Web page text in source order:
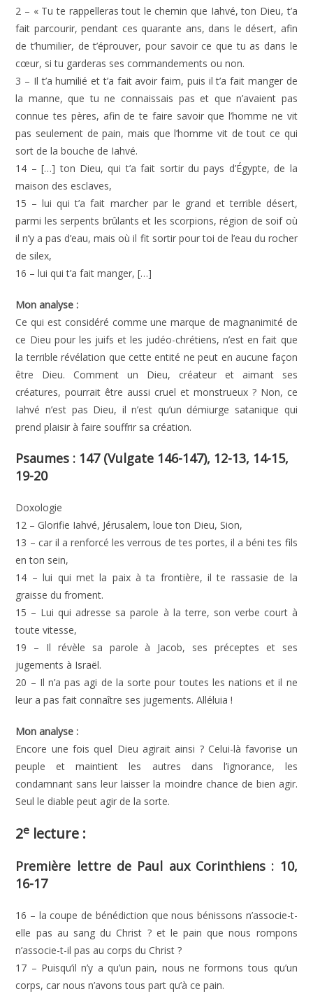
2 – « Tu te rappelleras tout le chemin que Iahvé, ton Dieu, t’a
fait parcourir, pendant ces quarante ans, dans le désert, afin
de t’humilier, de t’éprouver, pour savoir ce que tu as dans le
cœur, si tu garderas ses commandements ou non.
3 – Il t’a humilié et t’a fait avoir faim, puis il t’a fait manger de
la manne, que tu ne connaissais pas et que n’avaient pas
connue tes pères, afin de te faire savoir que l’homme ne vit
pas seulement de pain, mais que l’homme vit de tout ce qui
sort de la bouche de Iahvé.
14 – […] ton Dieu, qui t’a fait sortir du pays d’Égypte, de la
maison des esclaves,
15 – lui qui t’a fait marcher par le grand et terrible désert,
parmi les serpents brûlants et les scorpions, région de soif où
il n’y a pas d’eau, mais où il fit sortir pour toi de l’eau du rocher
de silex,
16 – lui qui t’a fait manger, […]
Mon analyse :
Ce qui est considéré comme une marque de magnanimité de
ce Dieu pour les juifs et les judéo-chrétiens, n’est en fait que
la terrible révélation que cette entité ne peut en aucune façon
être Dieu. Comment un Dieu, créateur et aimant ses
créatures, pourrait être aussi cruel et monstrueux ? Non, ce
Iahvé n’est pas Dieu, il n’est qu’un démiurge satanique qui
prend plaisir à faire souffrir sa création.
Psaumes : 147 (Vulgate 146-147), 12-13, 14-15,
19-20
Doxologie
12 – Glorifie Iahvé, Jérusalem, loue ton Dieu, Sion,
13 – car il a renforcé les verrous de tes portes, il a béni tes fils
en ton sein,
14 – lui qui met la paix à ta frontière, il te rassasie de la
graisse du froment.
15 – Lui qui adresse sa parole à la terre, son verbe court à
toute vitesse,
19 – Il révèle sa parole à Jacob, ses préceptes et ses
jugements à Israël.
20 – Il n’a pas agi de la sorte pour toutes les nations et il ne
leur a pas fait connaître ses jugements. Alléluia !
Mon analyse :
Encore une fois quel Dieu agirait ainsi ? Celui-là favorise un
peuple et maintient les autres dans l’ignorance, les
condamnant sans leur laisser la moindre chance de bien agir.
Seul le diable peut agir de la sorte.
2e lecture :
Première lettre de Paul aux Corinthiens : 10,
16-17
16 – la coupe de bénédiction que nous bénissons n’associe-t-
elle pas au sang du Christ ? et le pain que nous rompons
n’associe-t-il pas au corps du Christ ?
17 – Puisqu’il n’y a qu’un pain, nous ne formons tous qu’un
corps, car nous n’avons tous part qu’à ce pain.